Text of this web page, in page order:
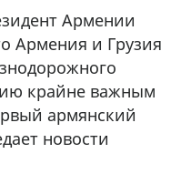
Армении
Армения и Грузия
крайне важным
армянский
новости